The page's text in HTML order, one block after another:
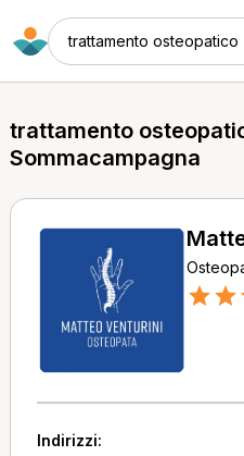
trattamento osteopatico
trattamento
Sommacampagna
Indirizzi: